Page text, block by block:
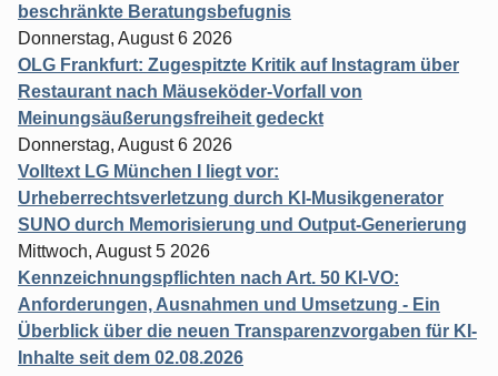
beschränkte Beratungsbefugnis
Donnerstag, August 6 2026
OLG Frankfurt: Zugespitzte Kritik auf Instagram über
Restaurant nach Mäuseköder-Vorfall von
Meinungsäußerungsfreiheit gedeckt
Donnerstag, August 6 2026
Volltext LG München I liegt vor:
Urheberrechtsverletzung durch KI-Musikgenerator
SUNO durch Memorisierung und Output-Generierung
Mittwoch, August 5 2026
Kennzeichnungspflichten nach Art. 50 KI-VO:
Anforderungen, Ausnahmen und Umsetzung - Ein
Überblick über die neuen Transparenzvorgaben für KI-
Inhalte seit dem 02.08.2026